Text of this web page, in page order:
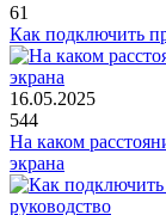
61
Как подключить
16.05.2025
544
На каком
экрана